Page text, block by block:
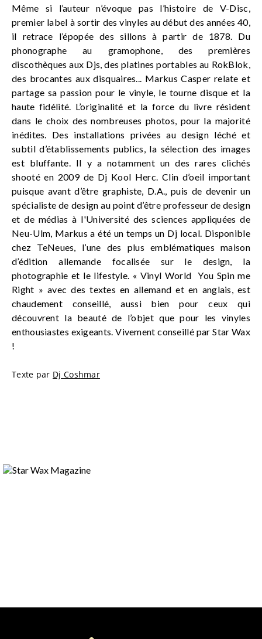
Même si l’auteur n’évoque pas l’histoire de V-Disc,
premier label à sortir des vinyles au début des années 40,
il retrace l’épopée des sillons à partir de 1878. Du
phonographe au gramophone, des premières
discothèques aux Djs, des platines portables au RokBlok,
des brocantes aux disquaires... Markus Casper relate et
partage sa passion pour le vinyle, le tourne disque et la
haute fidélité. L’originalité et la force du livre résident
dans le choix des nombreuses photos, pour la majorité
inédites. Des installations privées au design léché et
subtil d’établissements publics, la sélection des images
est bluffante. Il y a notamment un des rares clichés
shooté en 2009 de Dj Kool Herc. Clin d’oeil important
puisque avant d’être graphiste, D.A., puis de devenir un
spécialiste de design au point d’être professeur de design
et de médias à l'Université des sciences appliquées de
Neu-Ulm, Markus a été un temps un Dj local. Disponible
chez TeNeues, l’une des plus emblématiques maison
d’édition allemande focalisée sur le design, la
photographie et le lifestyle. « Vinyl World You Spin me
Right » avec des textes en allemand et en anglais, est
chaudement conseillé, aussi bien pour ceux qui
découvrent la beauté de l’objet que pour les vinyles
enthousiastes exigeants. Vivement conseillé par Star Wax
!
Texte par Dj Coshmar